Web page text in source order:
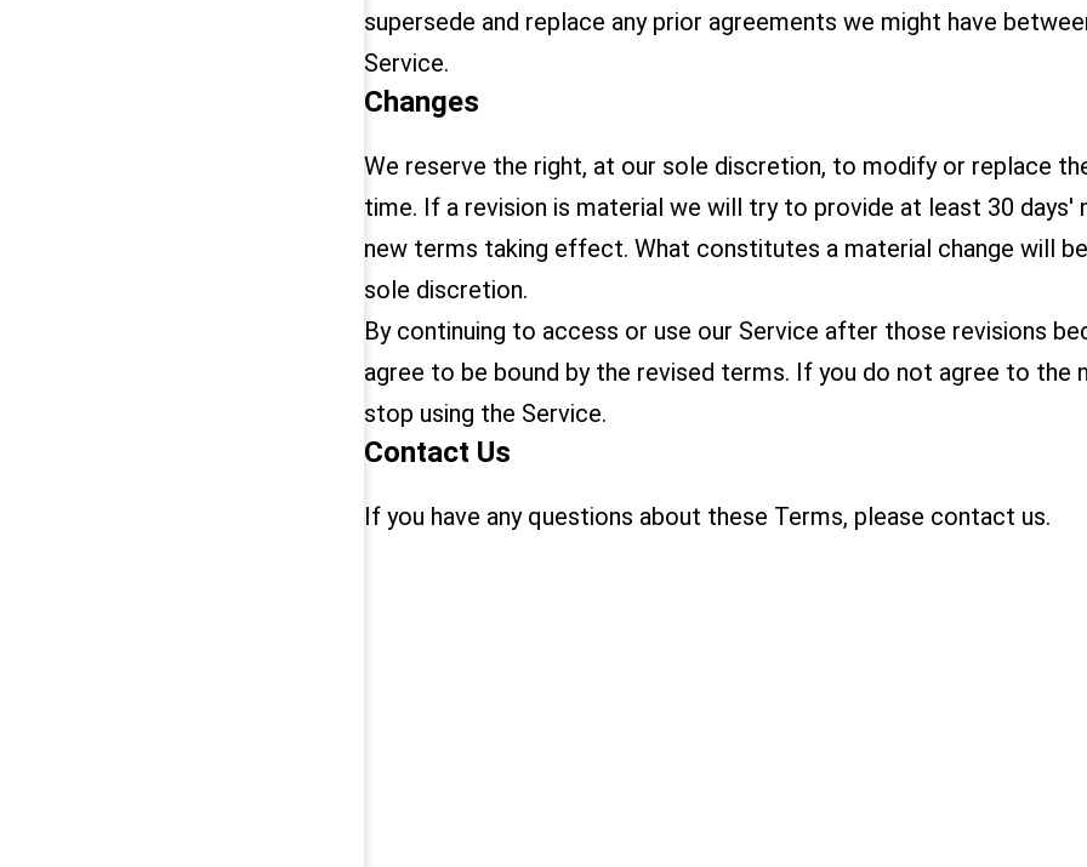
supersede and replace any prior agreements we might have
Service.
Changes
We reserve the right, at our sole discretion, to modify or replace
time. If a revision is material we will try to provide at least 30 days'
new terms taking effect. What constitutes a material change will
sole discretion.
By continuing to access or use our Service after those revisions
agree to be bound by the revised terms. If you do not agree to the
stop using the Service.
Contact Us
If you have any questions about these Terms, please contact us.